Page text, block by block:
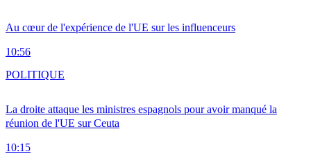
Au cœur de l'expérience de l'UE sur les influenceurs
10:56
La droite attaque les ministres espagnols pour avoir manqué la
réunion de l'UE sur Ceuta
10:15
POLITIQUE